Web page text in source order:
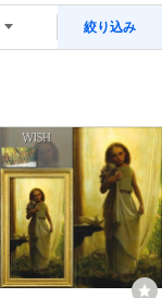
絞り込み